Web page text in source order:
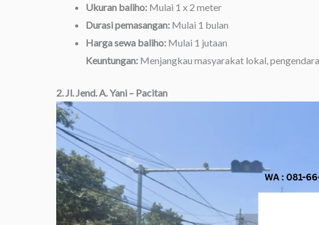
Ukuran baliho: Mulai 1 x 2 meter
Durasi pemasangan: Mulai 1 bulan
Harga sewa baliho: Mulai 1 jutaan
Keuntungan: Menjangkau masyarakat lokal,
2. Jl. Jend. A. Yani – Pacitan